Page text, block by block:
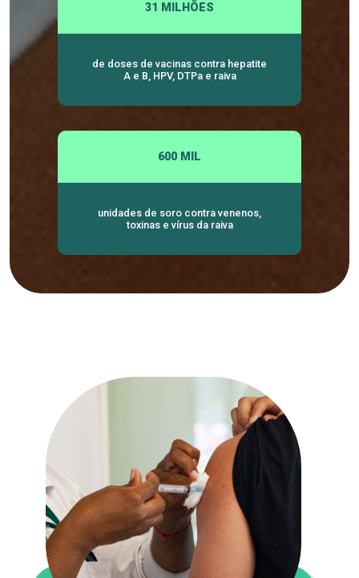
31 MILHÕES
de doses de vacinas contra hepatite
A e B, HPV, DTPa e raiva
600 MIL
unidades de soro contra venenos,
toxinas e vírus da raiva